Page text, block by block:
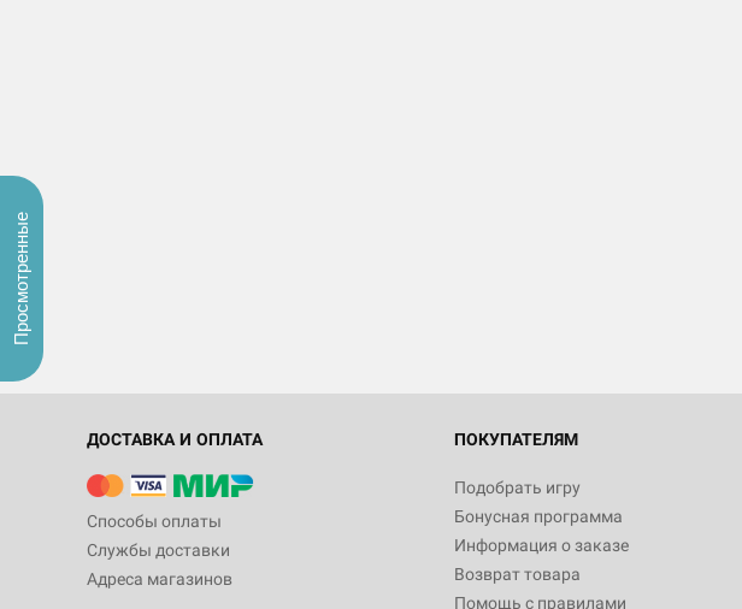
ДОСТАВКА И ОПЛАТА
Способы оплаты
Службы доставки
Адреса магазинов
ПОКУПАТЕЛЯМ
Подобрать игру
Бонусная программа
Информация о заказе
Возврат товара
Помощь с правилами
Просмотренные